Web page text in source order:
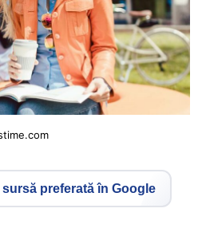
preferată în Google